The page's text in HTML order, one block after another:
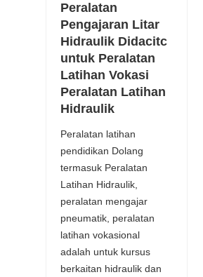
Peralatan
Pengajaran Litar
Hidraulik Didacitc
untuk Peralatan
Latihan Vokasi
Peralatan Latihan
Hidraulik
Peralatan latihan
pendidikan Dolang
termasuk Peralatan
Latihan Hidraulik,
peralatan mengajar
pneumatik, peralatan
latihan vokasional
adalah untuk kursus
berkaitan hidraulik dan